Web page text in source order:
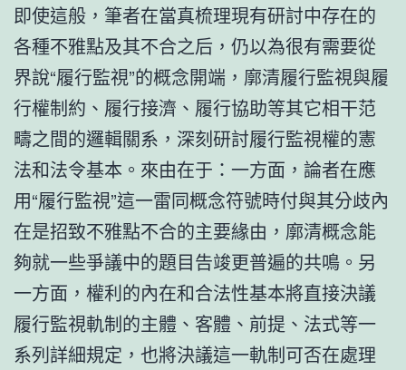
即使這般，筆者在當真梳理現有研討中存在的
各種不雅點及其不合之后，仍以為很有需要從
界說“履行監視”的概念開端，廓清履行監視與履
行權制約、履行接濟、履行協助等其它相干范
疇之間的邏輯關系，深刻研討履行監視權的憲
法和法令基本。來由在于：一方面，論者在應
用“履行監視”這一雷同概念符號時付與其分歧內
在是招致不雅點不合的主要緣由，廓清概念能
夠就一些爭議中的題目告竣更普遍的共鳴。另
一方面，權利的內在和合法性基本將直接決議
履行監視軌制的主體、客體、前提、法式等一
系列詳細規定，也將決議這一軌制可否在處理